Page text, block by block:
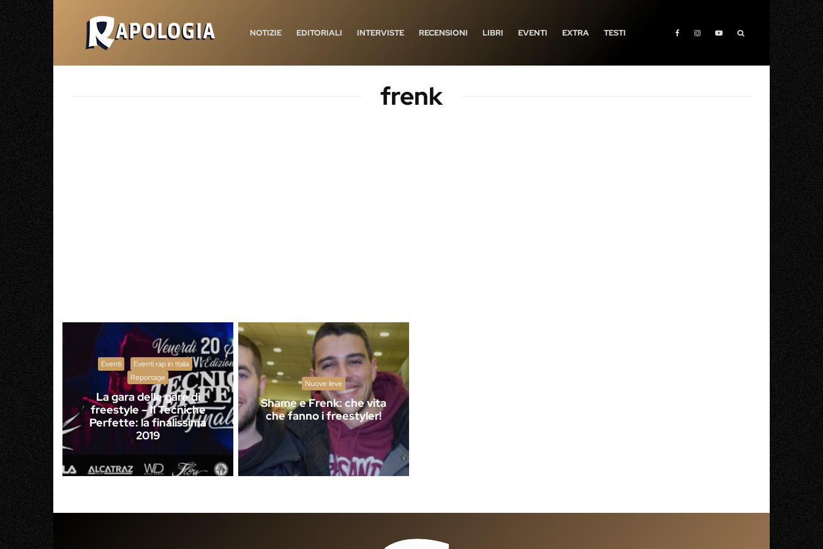
NOTIZIE EDITORIALI INTERVISTE RECENSIONI LIBRI EVENTI EXTRA TESTI
frenk
Eventi
Eventi rap in Italia
Reportage
La gara delle gare di
freestyle – Il Tecniche
Perfette: la finalissima
2019
Nuove leve
Shame e Frenk: che vita
che fanno i freestyler!